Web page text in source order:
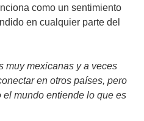
como un sentimiento
en cualquier parte del
muy mexicanas y a veces
en otros países, pero
mundo entiende lo que es